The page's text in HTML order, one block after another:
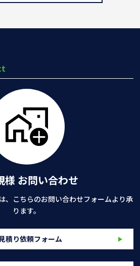
様 お問い合わせ
、こちらのお問い合わせフォームより承
ります。
積り依頼フォーム